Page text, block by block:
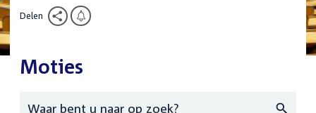
Delen
Moties
Zoeken